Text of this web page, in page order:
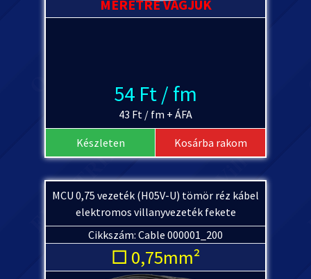
MÉRETRE VÁGJUK
54 Ft / fm
43 Ft / fm + ÁFA
Készleten Kosárba rakom
MCU 0,75 vezeték (H05V-U) tömör réz kábel
elektromos villanyvezeték fekete
Cikkszám: Cable 000001_200
□ 0,75mm²